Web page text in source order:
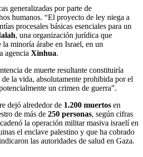
generalizadas por parte de
humanos. “El proyecto de ley niega a
procesales básicas esenciales para un
, una organización jurídica que
la minoría árabe en Israel, en un
agencia Xinhua.
de muerte resultante constituiría
la vida, absolutamente prohibida por el
un crimen de guerra”.
dejó alrededor de 1.200 muertos en
de más de 250 personas, según cifras
la operación militar masiva israelí en
el enclave palestino y que ha cobrado
las autoridades de salud en Gaza.